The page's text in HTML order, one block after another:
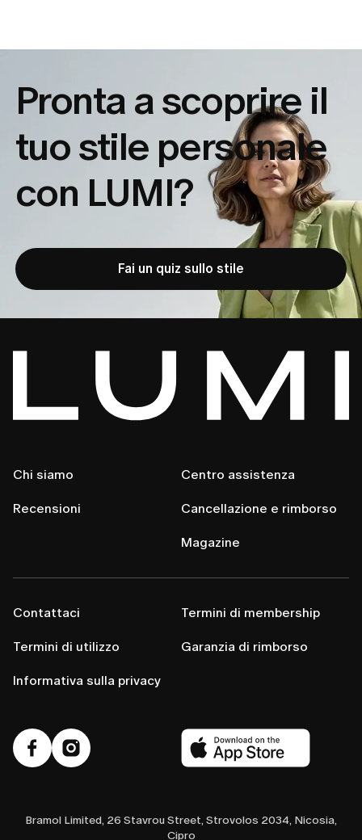
Pronta a scoprire il
tuostile personale
con LUMI?
Fai un quiz sullo stile
Chi siamo
Recensioni
Centro assistenza
Cancellazione e rimborso
Magazine
Contattaci
Termini di utilizzo
Informativa sulla privacy
Termini di membership
Garanzia di rimborso
Bramol Limited, 26 Stavrou Street, Strovolos 2034, Nicosia,
Cipro